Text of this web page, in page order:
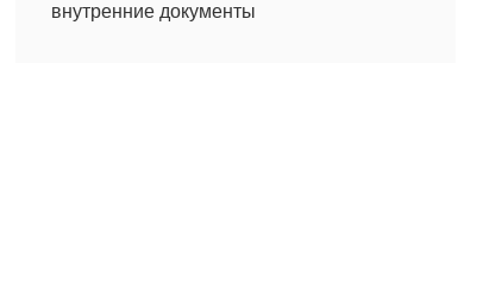
внутренние документы